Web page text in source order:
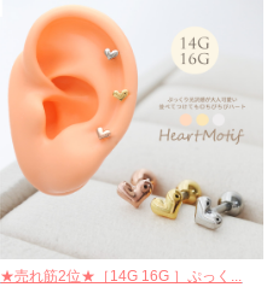
★売れ筋2位★［14G 16G ］ぷっく...